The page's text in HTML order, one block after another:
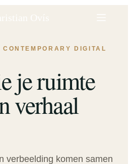
DIGITAL
je ruimte
verhaal
verbeelding komen samen